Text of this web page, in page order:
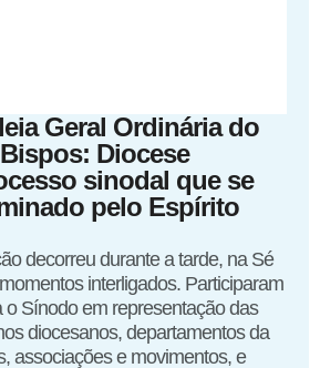
Geral Ordinária do
Diocese
sinodal que se
pelo Espírito
decorreu durante a tarde, na Sé
interligados. Participaram
o Sínodo em representação das
diocesanos, departamentos da
associações e movimentos, e